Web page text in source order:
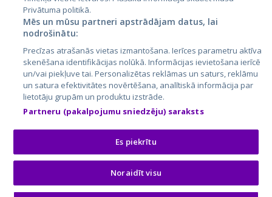
City24.lv
City24.ee
GetaPro.lv
GetaPro.ee
Skelbiu.lt
Autoplius.lt
Aruodas.lt
CVbankas.lt
Kainos.lt
Paslaugos.lt
auto24.ee
Osta.ee
KuldneBörs.ee
© 2026 GetaPro. Все права защищены.
Privātuma politikā.
Mēs un mūsu partneri apstrādājam datus, lai
nodrošinātu:
Precīzas atrašanās vietas izmantošana. Ierīces parametru aktīva
skenēšana identifikācijas nolūkā. Informācijas ievietošana ierīcē
un/vai piekļuve tai. Personalizētas reklāmas un saturs, reklāmu
un satura efektivitātes novērtēšana, analītiskā informācija par
lietotāju grupām un produktu izstrāde.
Partneru (pakalpojumu sniedzēju) saraksts
Es piekrītu
Noraidīt visu